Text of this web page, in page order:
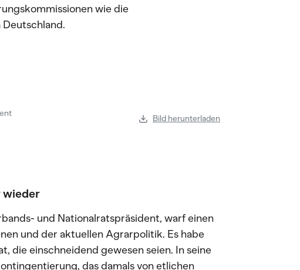
wie die
Bild herunterladen
wieder
und Nationalratspräsident, warf einen
und der aktuellen Agrarpolitik. Es habe
die einschneidend gewesen seien. In seine
das damals von etlichen